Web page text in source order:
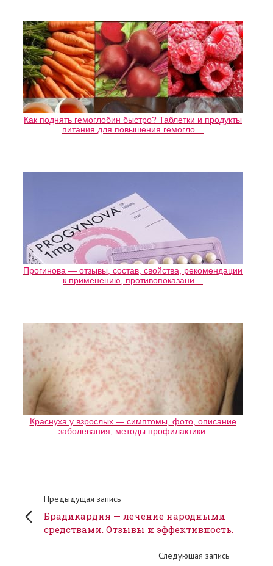
Как поднять гемоглобин быстро? Таблетки и продукты
питания для повышения гемогло…
Прогинова — отзывы, состав, свойства, рекомендации
к применению, противопоказани…
Краснуха у взрослых — симптомы, фото, описание
заболевания, методы профилактики.
Предыдущая запись
Брадикардия — лечение народными
средствами. Отзывы и эффективность.
Следующая запись